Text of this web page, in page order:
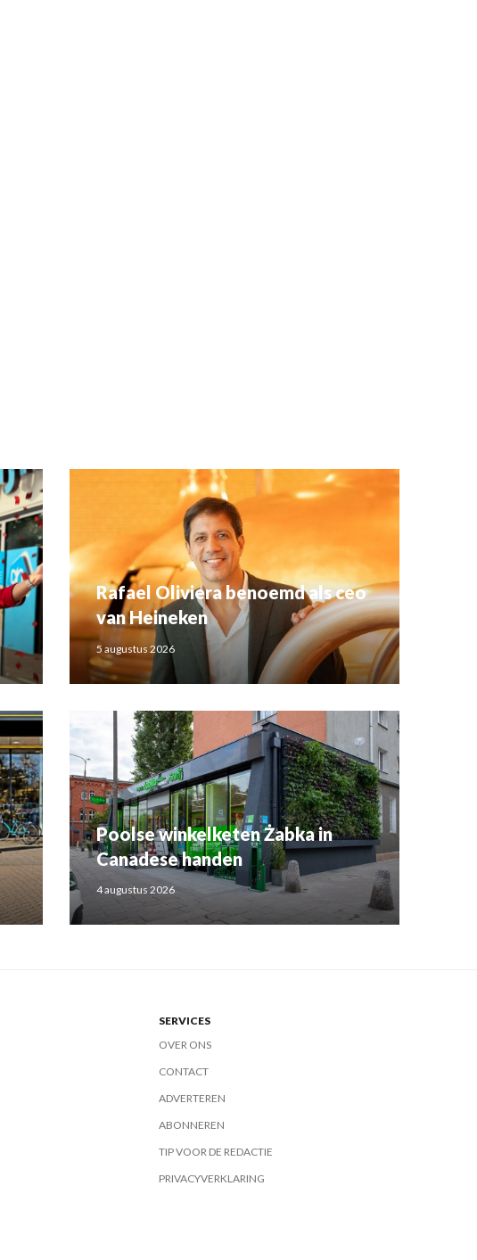
Rafael Oliviera benoemd als ceo
van Heineken
5 augustus 2026
Poolse winkelketen Żabka in
Canadese handen
4 augustus 2026
SERVICES
OVER ONS
CONTACT
ADVERTEREN
ABONNEREN
TIP VOOR DE REDACTIE
PRIVACYVERKLARING